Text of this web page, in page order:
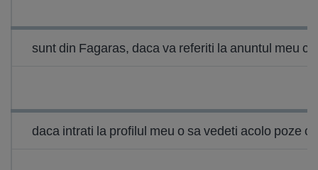
sunt din Fagaras, daca va referiti la anuntul meu
daca intrati la profilul meu o sa vedeti acolo poze